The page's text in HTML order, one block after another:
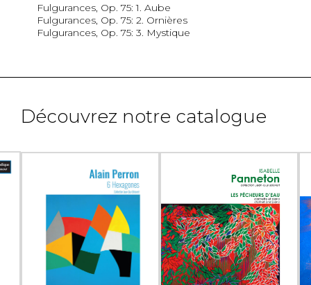
Fulgurances, Op. 75: 1. Aube
Fulgurances, Op. 75: 2. Ornières
Fulgurances, Op. 75: 3. Mystique
Découvrez notre catalogue